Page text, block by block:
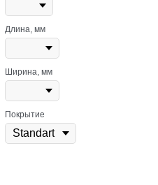
Длина, мм
Ширина, мм
Покрытие